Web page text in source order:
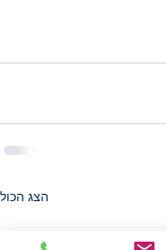
הצג הכול